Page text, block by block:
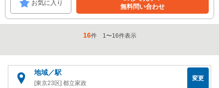
お気に入り
無料問い合わせ
16件 1〜16件表示
地域／駅
[東京23区] 都立家政
変更